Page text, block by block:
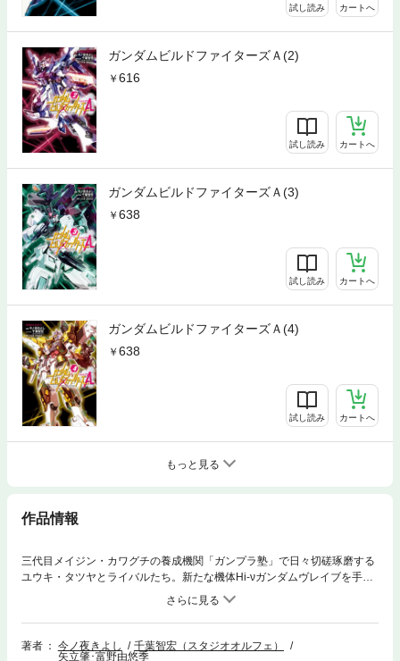
試し読み カートへ
ガンダムビルドファイターズＡ(2)
616
試し読み カートへ
ガンダムビルドファイターズＡ(3)
638
試し読み カートへ
ガンダムビルドファイターズＡ(4)
638
試し読み カートへ
もっと見る
作品情報
三代目メイジン・カワグチの養成機関「ガンプラ塾」で日々切磋琢磨する
ユウキ・タツヤとライバルたち。新たな機体Hi‐νガンダムヴレイブを手に
したタツヤは、負けたら退塾となるガンプラバトルトーナメントに出場す
る――！TVアニメ２期「ガンダムビルドファイターズトライ」にも登場す
るユウキ・タツヤの少年時代を描いた公式外伝コミック第３巻!!
著者
今ノ夜きよし
千葉智宏（スタジオオルフェ）
矢立肇･富野由悠季